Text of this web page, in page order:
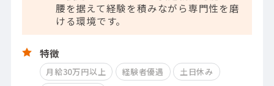
腰を据えて経験を積みながら専門性を磨
ける環境です。
特徴
月給30万円以上 経験者優遇
土日休み